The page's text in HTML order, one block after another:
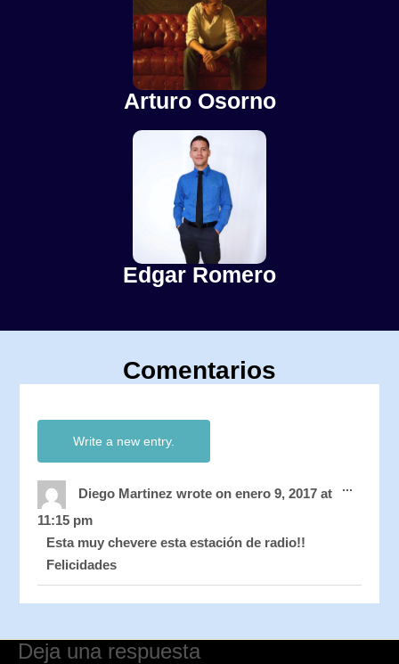
Arturo Osorno
Edgar Romero
Comentarios
Diego Martinezwrote on enero 9, 2017 at
11:15 pm
Esta muy chevere esta estación de radio!!
Felicidades
...this
Deja una respuesta